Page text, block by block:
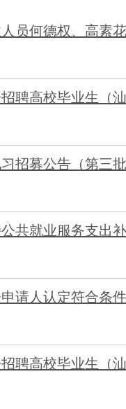
员何德权、高素
聘高校毕业生（
招募公告（第三批
共就业服务支出
请人认定符合条
聘高校毕业生（